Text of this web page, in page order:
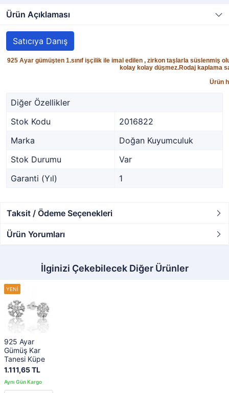
Ürün Açıklaması
Satıcıya Danış
925 Ayar gümüşten 1.sınıf işçilik ile imal edilen , zirkon taşlarla süslenmiş
kolay kolay düşmez.Rodaj kaplama
Ürün
Diğer Özellikler
Stok Kodu
2016822
Marka
Doğan Kuyumculuk
Stok Durumu
Var
Garanti (Yıl)
1
Taksit / Ödeme Seçenekleri
Ürün Yorumları
İlginizi Çekebilecek Diğer Ürünler
925 Ayar
Gümüş Kar
Tanesi Küpe
1.111,65 TL